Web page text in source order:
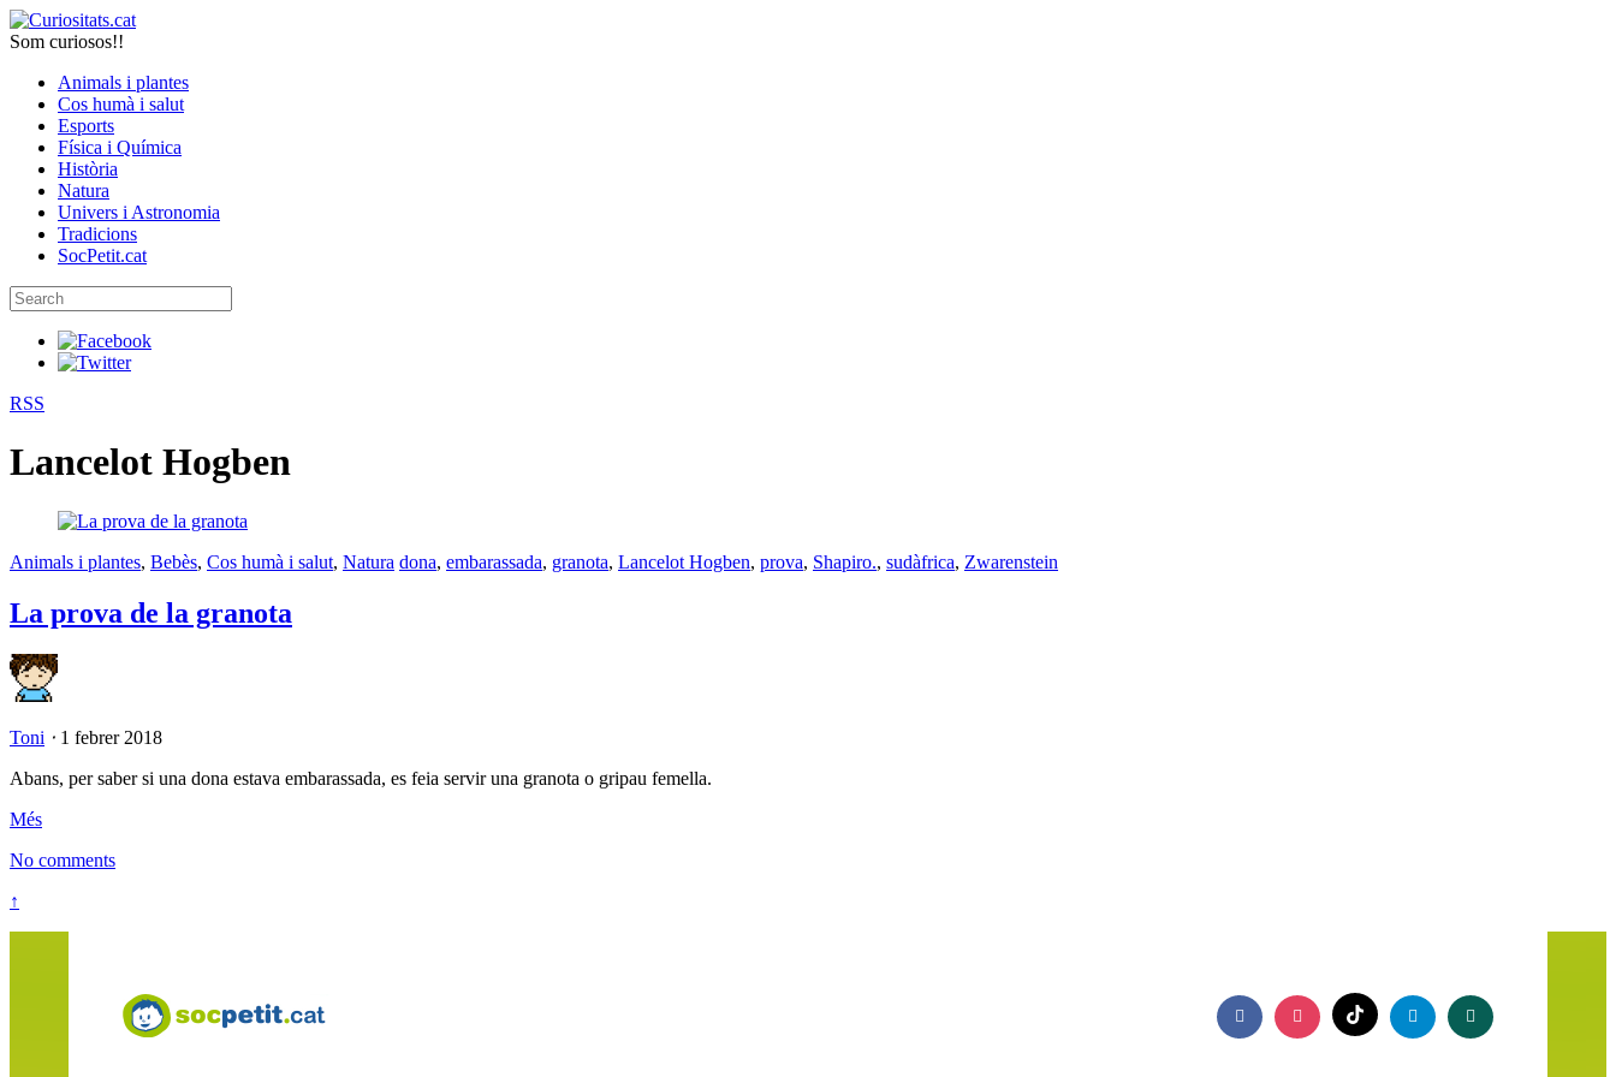
Som curiosos!!
Animals i plantes
Cos humà i salut
Esports
Física i Química
Història
Natura
Univers i Astronomia
Tradicions
SocPetit.cat
RSS
Lancelot Hogben
Animals i plantes, Bebès, Cos humà i salut, Natura dona, embarassada, granota, Lancelot Hogben, prova, Shapiro., sudàfrica, Zwarenstein
La prova de la granota
Toni ⋅ 1 febrer 2018
Abans, per saber si una dona estava embarassada, es feia servir una granota o gripau femella.
Més
No comments
↑